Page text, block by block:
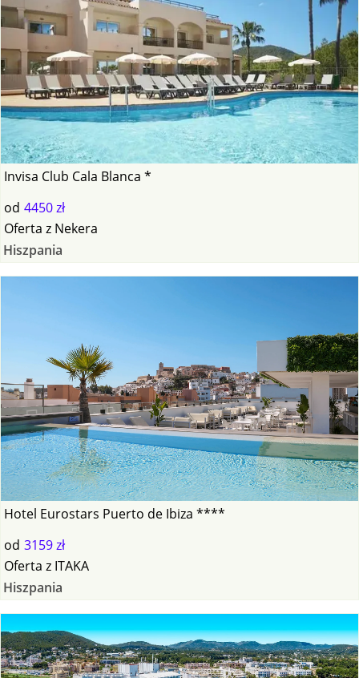
Invisa Club Cala Blanca *
od 4450 zł
Oferta z Nekera
Hiszpania
Hotel Eurostars Puerto de Ibiza ****
od 3159 zł
Oferta z ITAKA
Hiszpania